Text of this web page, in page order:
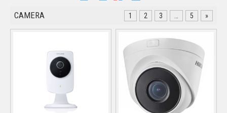
CAMERA 1 2 3 5 »